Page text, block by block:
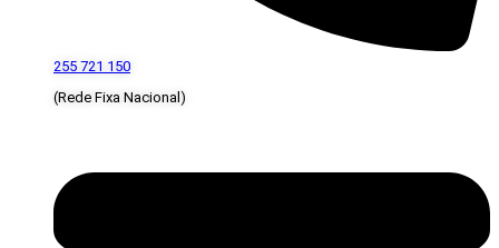
255 721 150
(Rede Fixa Nacional)